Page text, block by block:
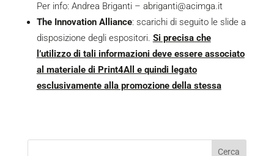
Per info: Andrea Briganti – abriganti@acimga.it
The Innovation Alliance: scarichi di seguito le slidea
disposizione degli espositori. Si precisa che
l’utilizzo di tali informazioni deve essere associato
al materiale di Print4All e quindi legato
esclusivamente alla promozione della stessa